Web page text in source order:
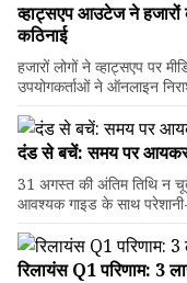
व्हाट्सएप आउटेज ने हजारों
कठिनाई
हजारों लोगों ने व्हाट्सएप पर
उपयोगकर्ताओं ने ऑनलाइन
दंड से बचें: समय पर आयकर
31 अगस्त की अंतिम तिथि न
आवश्यक गाइड के साथ
रिलायंस Q1 परिणाम: ₹3